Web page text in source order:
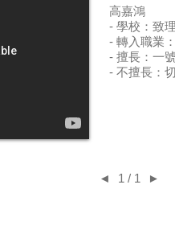
高嘉鴻
- 學校：致
- 轉入職業
- 擅長：一
- 不擅長：
◄ 1 / 1 ►